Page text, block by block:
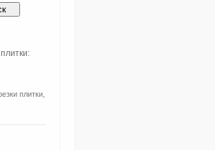
плитки,